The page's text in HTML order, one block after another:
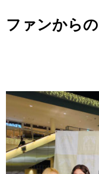
ファンから